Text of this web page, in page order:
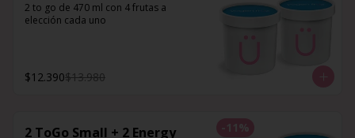
2 to go de 470 ml con 4 frutas a
elección cada uno
$12.390$13.980
-11 %
2 ToGo Small + 2 Energy